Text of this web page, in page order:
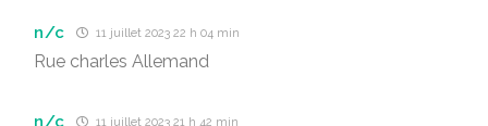
n/c 11 juillet 2023 22 h 04 min
Rue charles Allemand
n/c 11 juillet 2023 21 h 42 min